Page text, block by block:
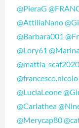
@PieraG
@AttiliaNano
@Barbara001
@Lory61
@mattia_scaf2020
@francesco.nicolo
@LuciaLeone
@Carlathea
@Merycap80